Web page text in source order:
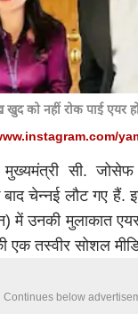
को नहीं रोक पाई एयर
सी.
चेन्नई लौट गए हैं.
में उनकी मुलाकात एयर
एक तस्वीर सोशल
Continues below